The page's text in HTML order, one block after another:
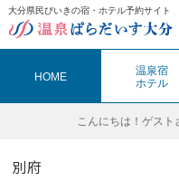
大分県民びいきの宿・ホテル予約サイト
HOME
温泉宿
ホテル
こんにちは！ ゲスト
別府